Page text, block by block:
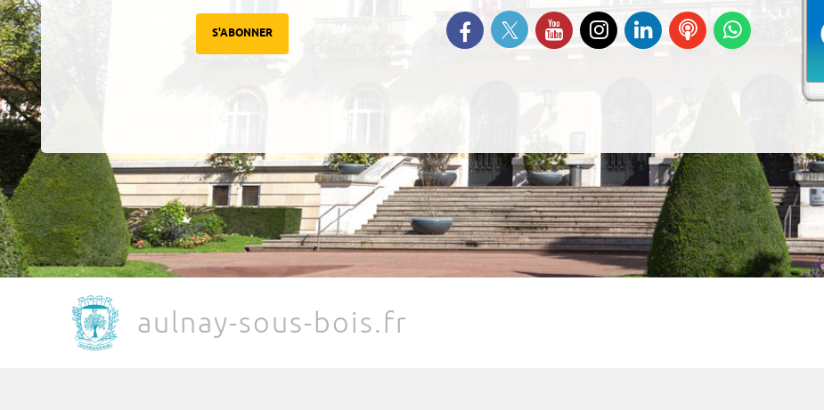
S'ABONNER
Retrouvez-nous sur Facebook
Suivez-nous sur Twitter
Suivez-nous sur YouTube
Suivez-nous sur
Instagram
Retrouvez-nous
sur Linkedin
Ecoutez
nos
aulnay-sous-bois.fr